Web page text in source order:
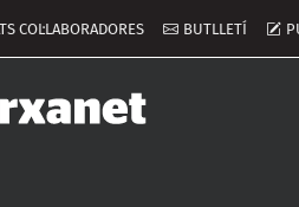
COL·LABORADORES BUTLLETÍ